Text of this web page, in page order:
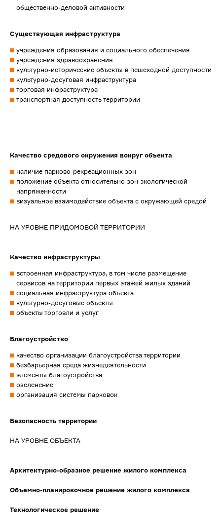
общественно-деловой активности
Существующая инфраструктура
учреждения образования и социального обеспечения
учреждения здравоохранения
культурно-исторические объекты в пешеходной доступности
культурно-досуговая инфраструктура
торговая инфраструктура
транспортная доступность территории
Качество средового окружения вокруг объекта
наличие парково-рекреационных зон
положение объекта относительно зон экологической
напряженности
визуальное взаимодействие объекта с окружающей средой
НА УРОВНЕ ПРИДОМОВОЙ ТЕРРИТОРИИ
Качество инфраструктуры
встроенная инфраструктура, в том числе размещение
сервисов на территории первых этажей жилых зданий
социальная инфраструктура объекта
культурно-досуговые объекты
объекты торговли и услуг
Благоустройство
качество организации благоустройства территории
безбарьерная среда жизнедеятельности
элементы благоустройства
озеленение
организация системы парковок
Безопасность территории
НА УРОВНЕ ОБЪЕКТА
Архитектурно-образное решение жилого комплекса
Объемно-планировочное решение жилого комплекса
Технологическое решение